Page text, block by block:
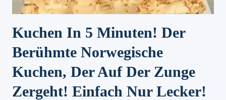
Kuchen In 5 Minuten! Der
Berühmte Norwegische
Kuchen, Der Auf Der Zunge
Zergeht! Einfach Nur Lecker!